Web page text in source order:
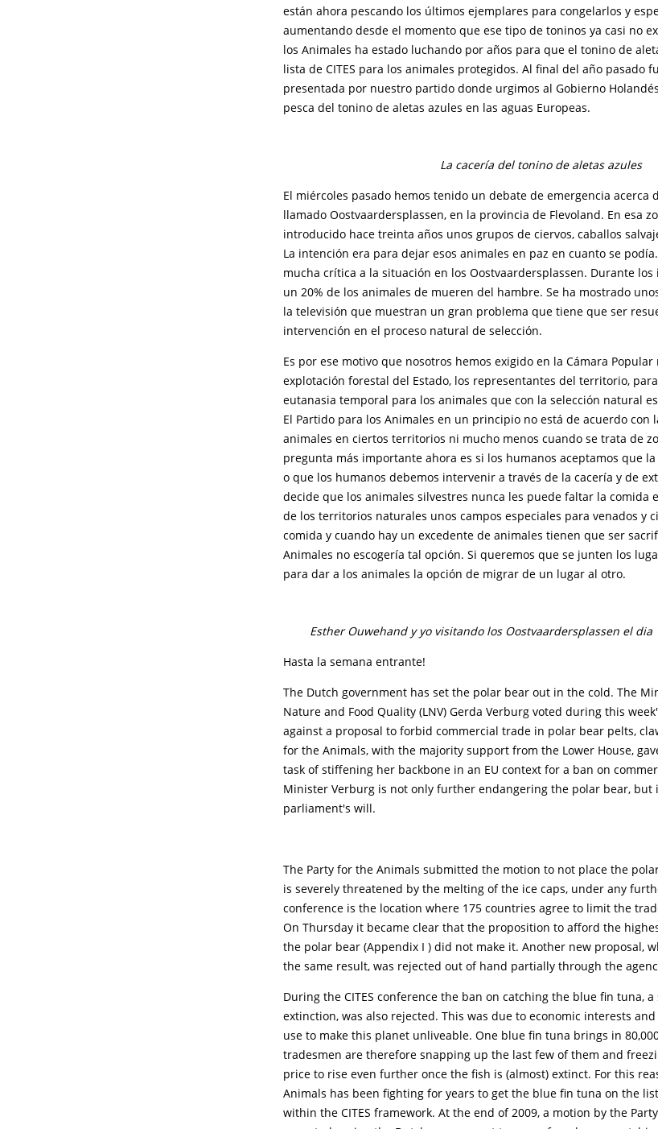
están ahora pescando los últimos ejemplares para congelarlos y
aumentando desde el momento que ese tipo de toninos ya casi no
los Animales ha estado luchando por años para que el tonino de
lista de CITES para los animales protegidos. Al final del año pasado
presentada por nuestro partido donde urgimos al Gobierno
pesca del tonino de aletas azules en las aguas Europeas.
La cacería del tonino de aletas azules
El miércoles pasado hemos tenido un debate de emergencia acerca
llamado Oostvaardersplassen, en la provincia de Flevoland. En esa
introducido hace treinta años unos grupos de ciervos, caballos
La intención era para dejar esos animales en paz en cuanto se
mucha crítica a la situación en los Oostvaardersplassen. Durante
un 20% de los animales de mueren del hambre. Se ha mostrado
la televisión que muestran un gran problema que tiene que ser
intervención en el proceso natural de selección.
Es por ese motivo que nosotros hemos exigido en la Cámara
explotación forestal del Estado, los representantes del territorio,
eutanasia temporal para los animales que con la selección natural
El Partido para los Animales en un principio no está de acuerdo con
animales en ciertos territorios ni mucho menos cuando se trata de
pregunta más importante ahora es si los humanos aceptamos que
o que los humanos debemos intervenir a través de la cacería y de
decide que los animales silvestres nunca les puede faltar la comida
de los territorios naturales unos campos especiales para venados y
comida y cuando hay un excedente de animales tienen que ser
Animales no escogería tal opción. Si queremos que se junten los
para dar a los animales la opción de migrar de un lugar al otro.
Esther Ouwehand y yo visitando los Oostvaardersplassen el dia
Hasta la semana entrante!
The Dutch government has set the polar bear out in the cold. The
Nature and Food Quality (LNV) Gerda Verburg voted during this
against a proposal to forbid commercial trade in polar bear pelts,
for the Animals, with the majority support from the Lower House,
task of stiffening her backbone in an EU context for a ban on
Minister Verburg is not only further endangering the polar bear, but
parliament's will.
The Party for the Animals submitted the motion to not place the
is severely threatened by the melting of the ice caps, under any
conference is the location where 175 countries agree to limit the
On Thursday it became clear that the proposition to afford the
the polar bear (Appendix I ) did not make it. Another new proposal,
the same result, was rejected out of hand partially through the
During the CITES conference the ban on catching the blue fin tuna,
extinction, was also rejected. This was due to economic interests
use to make this planet unliveable. One blue fin tuna brings in
tradesmen are therefore snapping up the last few of them and
price to rise even further once the fish is (almost) extinct. For this
Animals has been fighting for years to get the blue fin tuna on the
within the CITES framework. At the end of 2009, a motion by the